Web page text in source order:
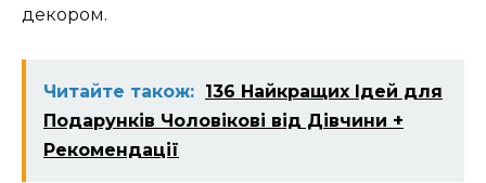
декором.
Читайте також: 136 Найкращих Ідей для
Подарунків Чоловікові від Дівчини +
Рекомендації